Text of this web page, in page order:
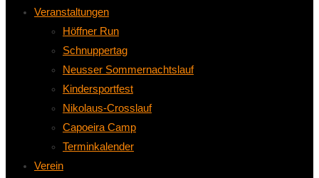
Veranstaltungen
Höffner Run
Schnuppertag
Neusser Sommernachtslauf
Kindersportfest
Nikolaus-Crosslauf
Capoeira Camp
Terminkalender
Verein